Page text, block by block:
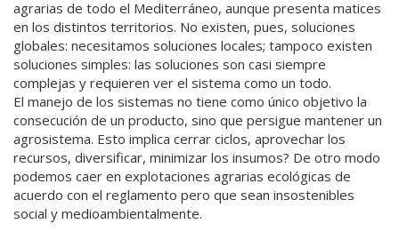
agrarias de todo el Mediterráneo, aunque presenta matices
en los distintos territorios. No existen, pues, soluciones
globales: necesitamos soluciones locales; tampoco existen
soluciones simples: las soluciones son casi siempre
complejas y requieren ver el sistema como un todo.
El manejo de los sistemas no tiene como único objetivo la
consecución de un producto, sino que persigue mantener un
agrosistema. Esto implica cerrar ciclos, aprovechar los
recursos, diversificar, minimizar los insumos? De otro modo
podemos caer en explotaciones agrarias ecológicas de
acuerdo con el reglamento pero que sean insostenibles
social y medioambientalmente.